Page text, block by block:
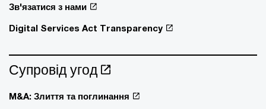
Зв'язатися з нами
Digital Services Act Transparency
Супровід угод
M&A: Злиття та поглинання